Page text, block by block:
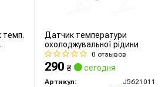
темп.
Датчик температури
охолоджувальної рідини
0 отзывов
290 ₴ сегодня
Артикул:
J5621011